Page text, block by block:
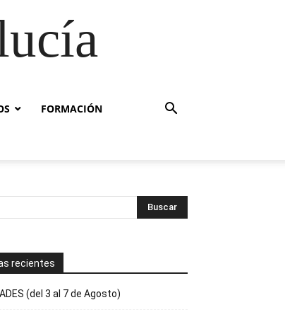
FORMACIÓN
recientes
(del 3 al 7 de Agosto)